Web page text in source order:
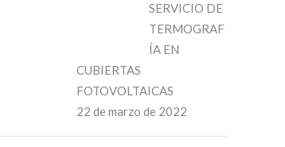
SERVICIO DE
TERMOGRAF
ÍA EN
CUBIERTAS
FOTOVOLTAICAS
22 de marzo de 2022